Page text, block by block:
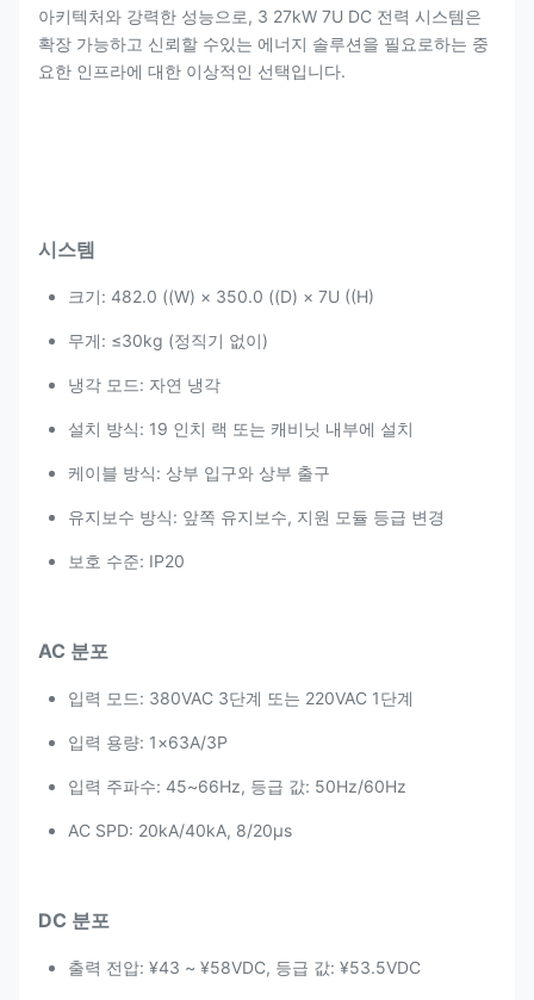
아키텍처와 강력한 성능으로, 3 27kW 7U DC 전력 시스템은
확장 가능하고 신뢰할 수있는 에너지 솔루션을 필요로하는 중
요한 인프라에 대한 이상적인 선택입니다.
시스템
크기: 482.0 ((W) × 350.0 ((D) × 7U ((H)
무게: ≤30kg (정직기 없이)
냉각 모드: 자연 냉각
설치 방식: 19 인치 랙 또는 캐비닛 내부에 설치
케이블 방식: 상부 입구와 상부 출구
유지보수 방식: 앞쪽 유지보수, 지원 모듈 등급 변경
보호 수준: IP20
AC 분포
입력 모드: 380VAC 3단계 또는 220VAC 1단계
입력 용량: 1×63A/3P
입력 주파수: 45~66Hz, 등급 값: 50Hz/60Hz
AC SPD: 20kA/40kA, 8/20μs
DC 분포
출력 전압: ¥43 ~ ¥58VDC, 등급 값: ¥53.5VDC